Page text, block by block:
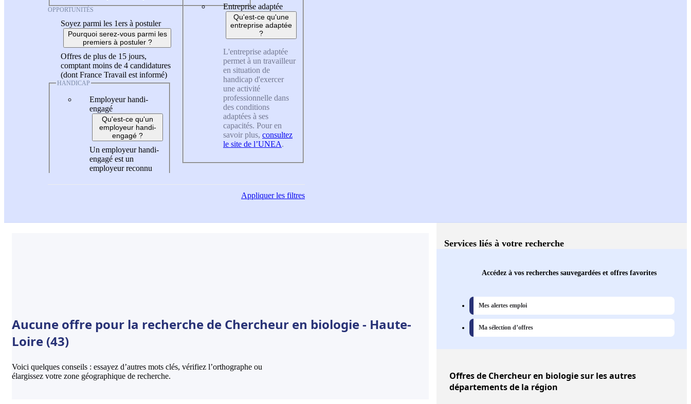
OPPORTUNITÉS
Soyez parmi les 1ers à postuler
Pourquoi serez-vous parmi les
premiers à postuler ?
Offres de plus de 15 jours,
comptant moins de 4 candidatures
(dont France Travail est informé)
HANDICAP
Employeur handi-
engagé
Qu'est-ce qu'un
employeur handi-
engagé ?
Un employeur handi-
engagé est un
employeur reconnu
Entreprise adaptée
Qu'est-ce qu'une
entreprise adaptée
?
L'entreprise adaptée
permet à un travailleur
en situation de
handicap d'exercer
une activité
professionnelle dans
des conditions
adaptées à ses
capacités. Pour en
savoir plus, consultez
le site de l’UNEA.
Appliquerles filtres
Aucune offre pour la recherche de Chercheur en biologie - Haute-
Loire (43)
Voici quelques conseils : essayez d’autres mots clés, vérifiez l’orthographe ou
élargissez votre zone géographique de recherche.
Services liés à votre recherche
Accédez à vos recherches sauvegardées et offres favorites
Mes alertes emploi
Ma sélection d’offres
Offresde Chercheur en biologie sur les autres
départements de la région